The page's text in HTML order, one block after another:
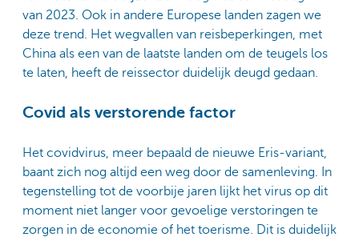
van 2023. Ook in andere Europese landen zagen we
deze trend. Het wegvallen van reisbeperkingen, met
China als een van de laatste landen om de teugels los
te laten, heeft de reissector duidelijk deugd gedaan.
Covid als verstorende factor
Het covidvirus, meer bepaald de nieuwe Eris-variant,
baant zich nog altijd een weg door de samenleving. In
tegenstelling tot de voorbije jaren lijkt het virus op dit
moment niet langer voor gevoelige verstoringen te
zorgen in de economie of het toerisme. Dit is duidelijk